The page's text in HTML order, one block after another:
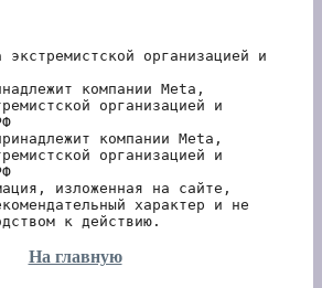
организацией и
компании Meta,
организацией и
компании Meta,
организацией и
изложенная на сайте,
характер и не
к действию.
На главную